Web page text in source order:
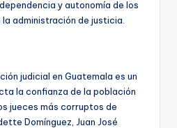
y autonomía de los
administración de justicia.
judicial en Guatemala es un
la confianza de la población
jueces más corruptos de
Domínguez, Juan José